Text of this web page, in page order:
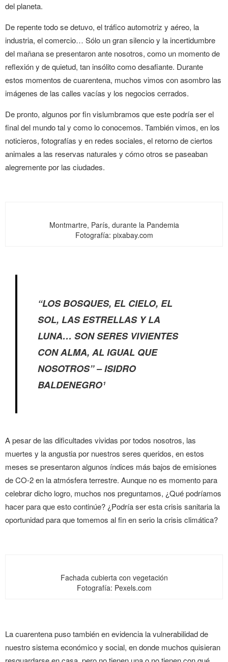
del planeta.
De repente todo se detuvo, el tráfico automotriz y aéreo, la
industria, el comercio… Sólo un gran silencio y la incertidumbre
del mañana se presentaron ante nosotros, como un momento de
reflexión y de quietud, tan insólito como desafiante. Durante
estos momentos de cuarentena, muchos vimos con asombro las
imágenes de las calles vacías y los negocios cerrados.
De pronto, algunos por fin vislumbramos que este podría ser el
final del mundo tal y como lo conocemos. También vimos, en los
noticieros, fotografías y en redes sociales, el retorno de ciertos
animales a las reservas naturales y cómo otros se paseaban
alegremente por las ciudades.
Montmartre, París, durante la Pandemia
Fotografía: pixabay.com
“LOS BOSQUES, EL CIELO, EL
SOL, LAS ESTRELLAS Y LA
LUNA… SON SERES VIVIENTES
CON ALMA, AL IGUAL QUE
NOSOTROS” – ISIDRO
BALDENEGRO¹
A pesar de las dificultades vividas por todos nosotros, las
muertes y la angustia por nuestros seres queridos, en estos
meses se presentaron algunos índices más bajos de emisiones
de CO-2 en la atmósfera terrestre. Aunque no es momento para
celebrar dicho logro, muchos nos preguntamos, ¿Qué podríamos
hacer para que esto continúe? ¿Podría ser esta crisis sanitaria la
oportunidad para que tomemos al fin en serio la crisis climática?
Fachada cubierta con vegetación
Fotografía: Pexels.com
La cuarentena puso también en evidencia la vulnerabilidad de
nuestro sistema económico y social, en donde muchos quisieran